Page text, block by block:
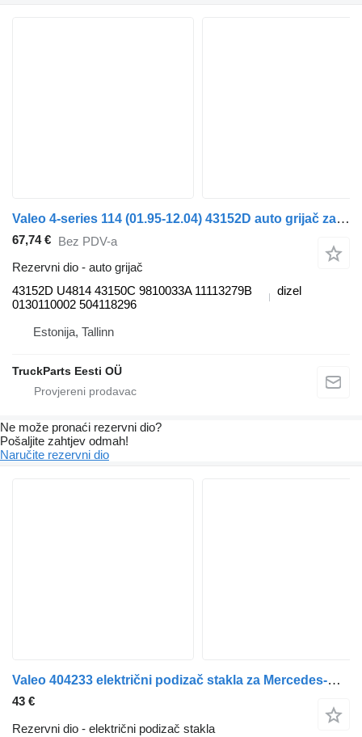
Valeo 4-series 114 (01.95-12.04) 43152D auto grijač za Scania 4-series (1995-2006) tegljača
67,74 € Bez PDV-a
Rezervni dio - auto grijač
43152D U4814 43150C 9810033A 11113279B
0130110002 504118296
dizel
Estonija, Tallinn
TruckParts Eesti OÜ
Ne može pronaći rezervni dio?
Pošaljite zahtjev odmah!
Naručite rezervni dio
Valeo 404233 električni podizač stakla za Mercedes-Benz Actros, Axor MP1, MP2, MP3 (1996-2014) tegljača
43 €
Rezervni dio - električni podizač stakla